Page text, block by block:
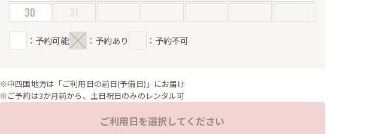
30
31
：予約可能 ：予約あり ：予約不可
※中四国地方は「ご利用日の前日(予備日)」にお届け
※ご予約は3か月前から、土日祝日のみのレンタル可
ご利用日を選択してください